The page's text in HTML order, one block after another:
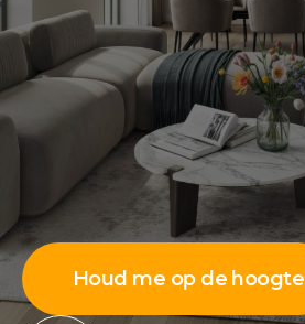
Houd me op de hoogte